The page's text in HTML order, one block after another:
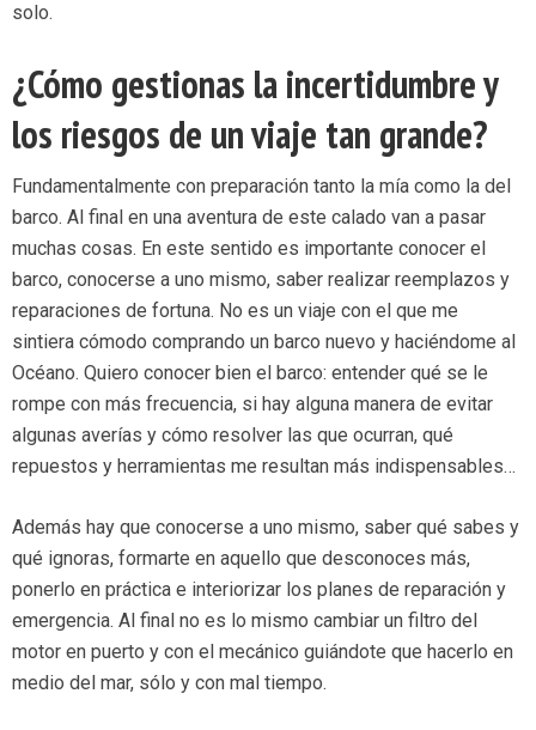
solo.
¿Cómo gestionas la incertidumbre y
los riesgos de un viaje tan grande?
Fundamentalmente con preparación tanto la mía como la del
barco. Al final en una aventura de este calado van a pasar
muchas cosas. En este sentido es importante conocer el
barco, conocerse a uno mismo, saber realizar reemplazos y
reparaciones de fortuna. No es un viaje con el que me
sintiera cómodo comprando un barco nuevo y haciéndome al
Océano. Quiero conocer bien el barco: entender qué se le
rompe con más frecuencia, si hay alguna manera de evitar
algunas averías y cómo resolver las que ocurran, qué
repuestos y herramientas me resultan más indispensables…
Además hay que conocerse a uno mismo, saber qué sabes y
qué ignoras, formarte en aquello que desconoces más,
ponerlo en práctica e interiorizar los planes de reparación y
emergencia. Al final no es lo mismo cambiar un filtro del
motor en puerto y con el mecánico guiándote que hacerlo en
medio del mar, sólo y con mal tiempo.